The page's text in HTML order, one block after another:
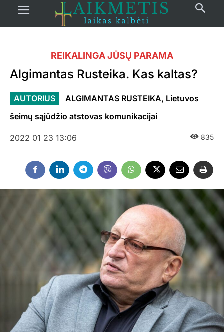
REIKALINGA JŪSŲ PARAMA
Algimantas Rusteika. Kas kaltas?
AUTORIUS
ALGIMANTAS RUSTEIKA, Lietuvos
šeimų sąjūdžio atstovas komunikacijai
2022 01 23 13:06 835